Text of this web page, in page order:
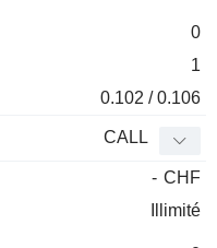
0
1
0.102 / 0.106
CALL
- CHF
Illimité